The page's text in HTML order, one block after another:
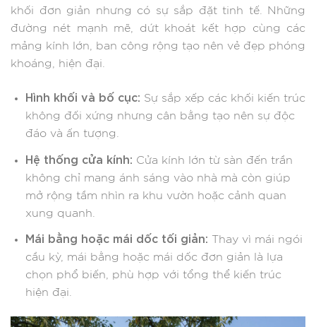
khối đơn giản nhưng có sự sắp đặt tinh tế. Những
đường nét mạnh mẽ, dứt khoát kết hợp cùng các
mảng kính lớn, ban công rộng tạo nên vẻ đẹp phóng
khoáng, hiện đại.
Hình khối và bố cục: Sự sắp xếp các khối kiến trúc
không đối xứng nhưng cân bằng tạo nên sự độc
đáo và ấn tượng.
Hệ thống cửa kính: Cửa kính lớn từ sàn đến trần
không chỉ mang ánh sáng vào nhà mà còn giúp
mở rộng tầm nhìn ra khu vườn hoặc cảnh quan
xung quanh.
Mái bằng hoặc mái dốc tối giản: Thay vì mái ngói
cầu kỳ, mái bằng hoặc mái dốc đơn giản là lựa
chọn phổ biến, phù hợp với tổng thể kiến trúc
hiện đại.